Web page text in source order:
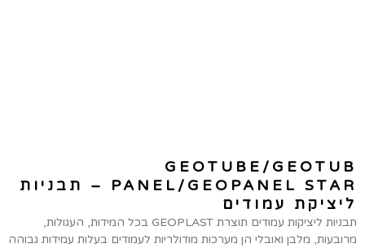
GEOTUBE/GEOTUB
PANEL/GEOPANEL STAR – תבניות
ליציקת עמודים
תבניות ליציקות עמודים תוצרת GEOPLAST בכל המידות, העגולות,
מרובעות, מלבן ואובלי הן מערכות מודולריות לעמודים בעלות עמידות גבוהה